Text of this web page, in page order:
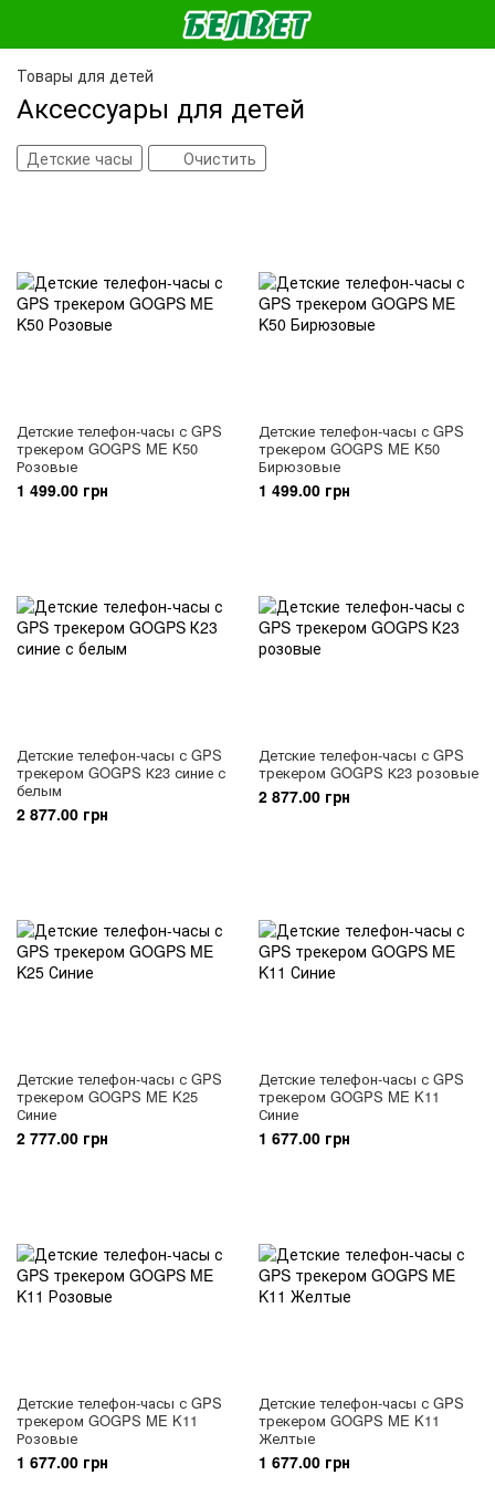
Товары для детей
Аксессуары для детей
Детские часы Очистить
Детские телефон-часы с GPS
трекером GOGPS ME K50
Розовые
1 499.00 грн
Детские телефон-часы с GPS
трекером GOGPS ME K50
Бирюзовые
1 499.00 грн
Детские телефон-часы с GPS
трекером GOGPS К23 синие с
белым
2 877.00 грн
Детские телефон-часы с GPS
трекером GOGPS К23 розовые
2 877.00 грн
Детские телефон-часы с GPS
трекером GOGPS ME K25
Синие
2 777.00 грн
Детские телефон-часы с GPS
трекером GOGPS ME K11
Синие
1 677.00 грн
Детские телефон-часы с GPS
трекером GOGPS ME K11
Розовые
1 677.00 грн
Детские телефон-часы с GPS
трекером GOGPS ME K11
Желтые
1 677.00 грн